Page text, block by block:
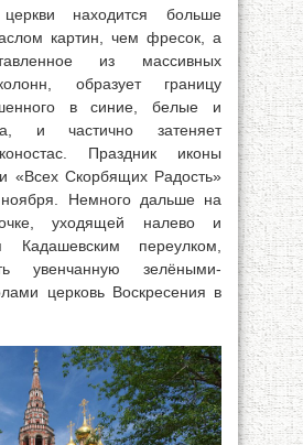
находится больше
картин, чем фресок, а
из массивных
образует границу
в синие, белые и
и частично затеняет
Праздник иконы
«Всех Скорбящих Радость»
Немного дальше на
уходящей налево и
Кадашевским переулком,
увенчанную зелёными-
церковь Воскресения в